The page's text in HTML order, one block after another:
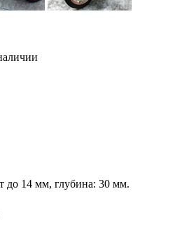
до 14 мм, глубина: 30 мм.